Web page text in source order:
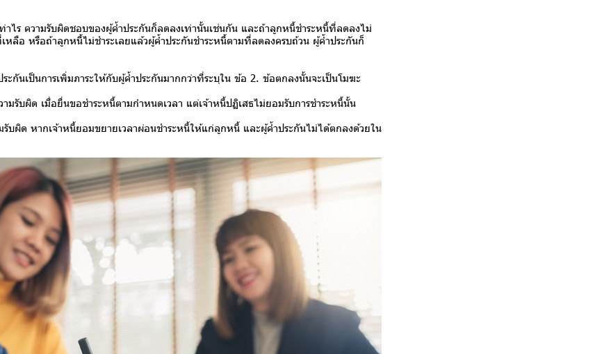
ไร ความรับผิดชอบของผู้ค้ำประกันก็ลดลงเท่านั้นเช่นกัน และถ้าลูกหนี้ชำระหนี้ที่ลดลงไม่
หลือ หรือถ้าลูกหนี้ไม่ชำระเลยแล้วผู้ค้ำประกันชำระหนี้ตามที่ลดลงครบถ้วน ผู้ค้ำประกันก็
กันเป็นการเพิ่มภาระให้กับผู้ค้ำประกันมากกว่าที่ระบุใน ข้อ 2. ข้อตกลงนั้นจะเป็นโมฆะ
มรับผิด เมื่อยื่นขอชำระหนี้ตามกำหนดเวลา แต่เจ้าหนี้ปฏิเสธไม่ยอมรับการชำระหนี้นั้น
บผิด หากเจ้าหนี้ยอมขยายเวลาผ่อนชำระหนี้ให้แก่ลูกหนี้ และผู้ค้ำประกันไม่ได้ตกลงด้วยใน